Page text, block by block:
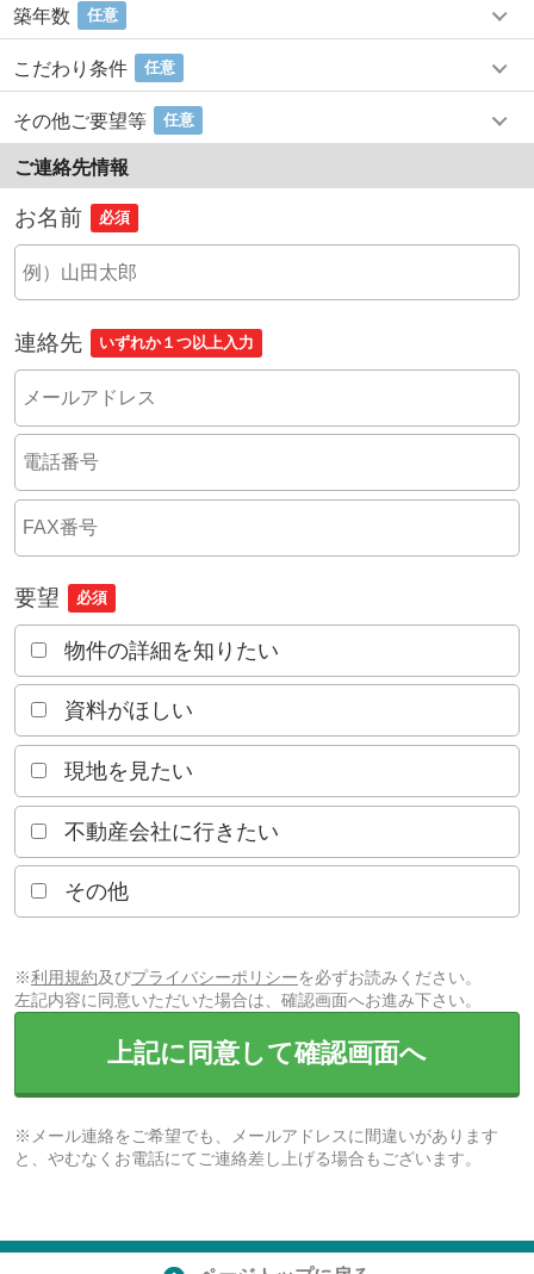
築年数 任意
こだわり条件 任意
その他ご要望等 任意
ご連絡先情報
お名前 必須
連絡先 いずれか１つ以上入力
要望 必須
物件の詳細を知りたい
資料がほしい
現地を見たい
不動産会社に行きたい
その他
※利用規約及びプライバシーポリシーを必ずお読みください。
左記内容に同意いただいた場合は、確認画面へお進み下さい。
上記に同意して確認画面へ
※メール連絡をご希望でも、メールアドレスに間違いがあります
と、やむなくお電話にてご連絡差し上げる場合もございます。